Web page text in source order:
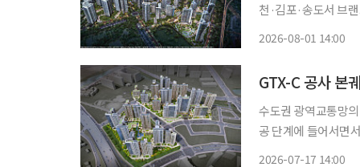
천·김포·송도서 브랜드 후속 단지 공급 같은 지
2026-08-01 14:00
GTX-C 공사 본
수도권 광역교통망
공 단계에 들어서면
2026-07-17 14:00